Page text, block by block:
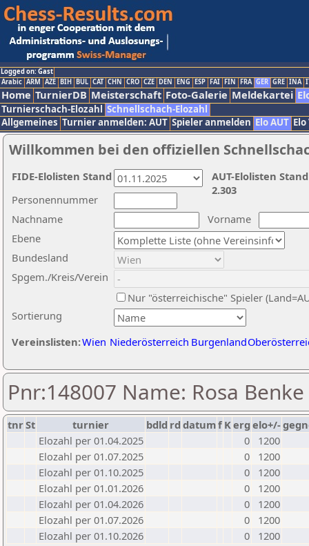
Logged on: Gast
Arabic ARM AZE BIH BUL CAT CHN CRO CZE DEN ENG ESP FAI FIN FRA GER GRE INA
Home TurnierDB Meisterschaft Foto-Galerie Meldekartei
Turnierschach-Elozahl Schnellschach-Elozahl
Allgemeines Turnier anmelden: AUT Spieler anmelden Elo AUT
Willkommen bei den offiziellen
Nachname
Vorname
Ebene
Sortierung
Personennummer
Bundesland
Spgem./Kreis/Verein
Nur "österreichische" Spieler
Vereinslisten:Wien Niederösterreich Burgenland
AUT-Elolisten
2.303
FIDE-Elolisten Stand
Pnr:148007 Name: Rosa Benke
tnrSt turnier bdld rd datumf Kerg elo+/-
Elozahl per 01.04.2025
0
1200
Elozahl per 01.07.2025
0
1200
Elozahl per 01.10.2025
0
1200
Elozahl per 01.01.2026
0
1200
Elozahl per 01.04.2026
0
1200
Elozahl per 01.07.2026
0
1200
Elozahl per 01.10.2026
0 1200